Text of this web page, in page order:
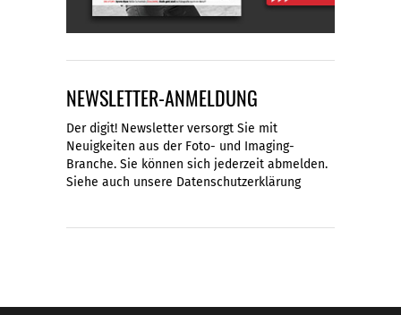
NEWSLETTER-ANMELDUNG
Der digit! Newsletter versorgt Sie mit
Neuigkeiten aus der Foto- und Imaging-
Branche. Sie können sich jederzeit abmelden.
Siehe auch unsere Datenschutzerklärung